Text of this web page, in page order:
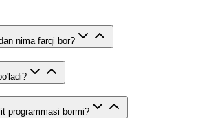
nima farqi bor?
programmasi bormi?